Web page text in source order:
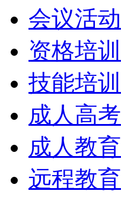
会议活动
资格培训
技能培训
成人高考
成人教育
远程教育